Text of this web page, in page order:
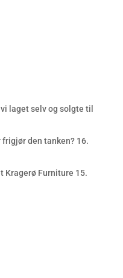
laget selv og solgte til
den tanken? 16.
Kragerø Furniture 15.